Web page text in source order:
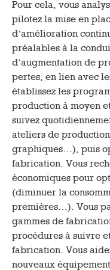
Pour cela, vous
pilotez la mise en
d’amélioration
préalables à la
d’augmentation de
pertes, en lien avec
établissez les
production à moyen
suivez
ateliers de
graphiques…), puis
fabrication. Vous
économiques pour
(diminuer la
premières…). Vous
gammes de
procédures à suivre
fabrication. Vous
nouveaux